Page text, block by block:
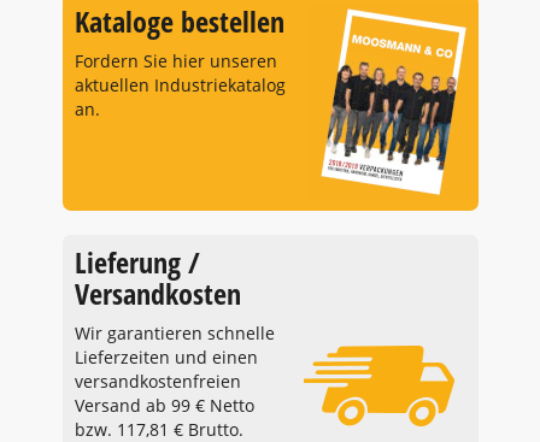
Kataloge bestellen
Fordern Sie hier unseren
aktuellen Industriekatalog
an.
Lieferung /
Versandkosten
Wir garantieren schnelle
Lieferzeiten und einen
versandkostenfreien
Versand ab 99 € Netto
bzw. 117,81 € Brutto.